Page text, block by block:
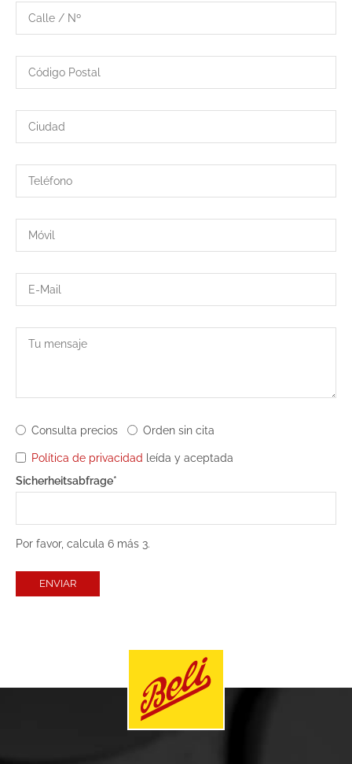
Consulta precios Orden sin cita
Política de privacidad leída y aceptada
Campo
obligatorio
Sicherheitsabfrage*
Por favor, calcula 6 más 3.
ENVIAR